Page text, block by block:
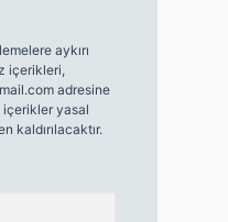
aykırı
içerikleri,
adresine
yasal
kaldırılacaktır.